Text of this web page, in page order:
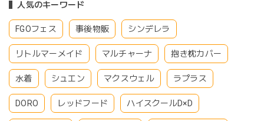
人気のキーワード
FGOフェス 事後物販 シンデレラ
リトルマーメイド マルチャーナ 抱き枕カバー
水着 シュエン マクスウェル ラプラス
DORO レッドフード ハイスクールD×D